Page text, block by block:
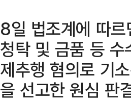
8일 법조계에 따
청탁 및 금품 등
제추행 혐의로 기
을 선고한 원심 판